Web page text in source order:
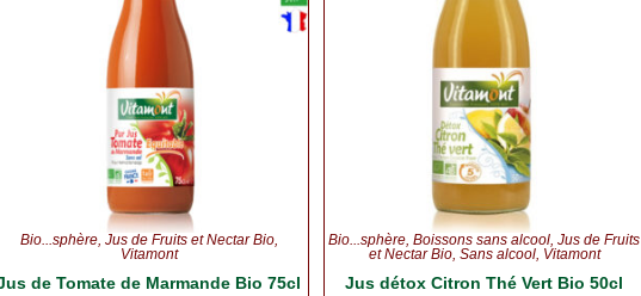
Bio...sphère, Jus de Fruits et Nectar Bio,
Vitamont
de Tomate de Marmande Bio 75cl
Bio...sphère Boissons sans alcool Jus de Fruits
et Nectar Bio, Sans alcool, Vitamont
Jus détox Citron Thé Vert Bio 50cl